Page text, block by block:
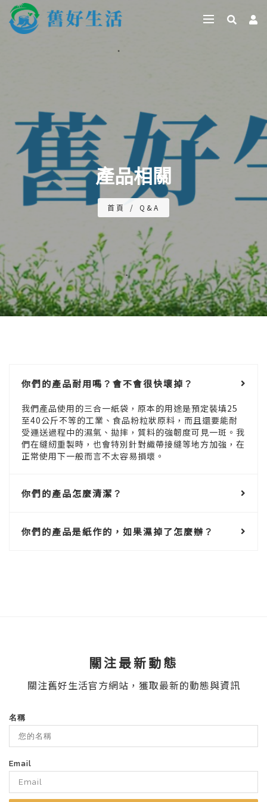
產品相關
首頁 / Q&A
你們的產品耐用嗎？會不會很快壞掉？
我們產品使用的三合一紙袋，原本的用途是預定裝填25
至40公斤不等的工業、食品粉粒狀原料，而且還要能耐
受運送過程中的濕氣、拋摔，質料的強韌度可見一斑。我
們在縫紉重製時，也會特別針對織帶接縫等地方加強，在
正常使用下一般而言不太容易損壞。
你們的產品怎麼清潔？
你們的產品是紙作的，如果濕掉了怎麼辦？
關注最新動態
關注舊好生活官方網站，獲取最新的動態與資訊
名稱
Email